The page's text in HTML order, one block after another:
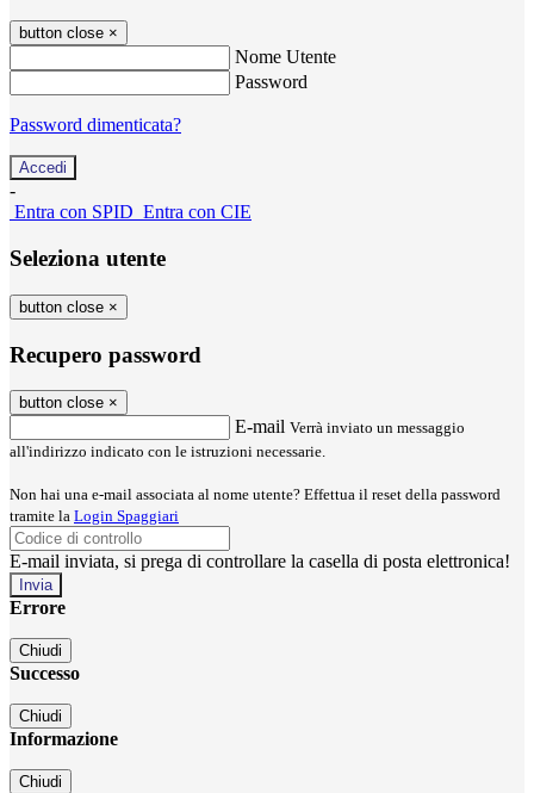
button close ×
Nome Utente
Password
Password dimenticata?
-
Entra con SPID Entra con CIE
Seleziona utente
button close ×
Recupero password
button close ×
E-mail Verrà inviato un messaggio
all'indirizzo indicato con le istruzioni necessarie.
Non hai una e-mail associata al nome utente? Effettua il reset della password
tramite la Login Spaggiari
E-mail inviata, si prega di controllare la casella di posta elettronica!
Errore
Chiudi
Successo
Chiudi
Informazione
Chiudi